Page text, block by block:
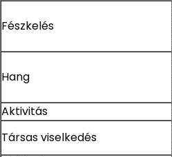
Fészkelés
Hang
Aktivitás
Társas viselkedés